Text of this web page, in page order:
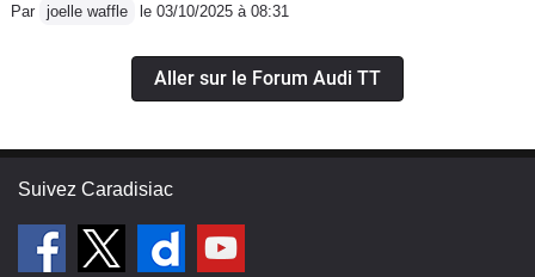
Par joelle waffle le 03/10/2025 à 08:31
Aller sur le Forum Audi TT
Suivez Caradisiac